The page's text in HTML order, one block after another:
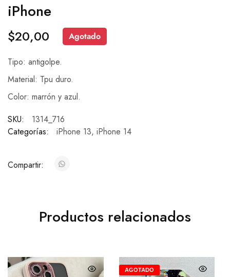
iPhone
$20,00 Agotado
Tipo: antigolpe.
Material: Tpu duro.
Color: marrón y azul.
SKU:
1314_716
Categorías:
iPhone 13, iPhone 14
Compartir:
Productos relacionados
AGOTADO